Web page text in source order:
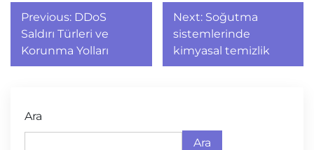
Yazı
gezinmesi
Previous: DDoS
Saldırı Türleri ve
Korunma Yolları
Next: Soğutma
sistemlerinde
kimyasal temizlik
Ara
Ara